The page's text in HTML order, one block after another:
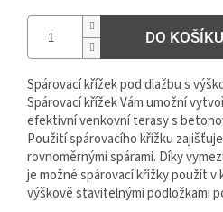
DO KOŠÍKU
Spárovací křížek pod dlažbu s
Spárovací křížek Vám umožní
efektivní venkovní terasy s
Použití spárovacího křížku
rovnoměrnými spárami. Díky
je možné spárovací křížky použít v
výškově stavitelnými podložkami